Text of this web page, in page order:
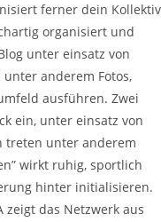
ferner dein Kollektiv
organisiert und
unter einsatz von
anderem Fotos,
ausführen. Zwei
ein, unter einsatz von
treten unter anderem
wirkt ruhig, sportlich
hinter initialisieren.
zeigt das Netzwerk aus